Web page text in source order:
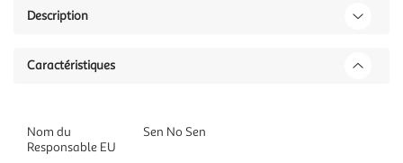
Description
Caractéristiques
Nom du
Responsable EU
Sen No Sen